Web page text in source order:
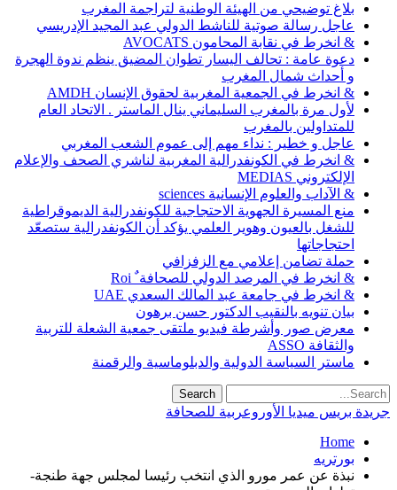
بلاغ توضيحي من الهيئة الوطنية لتراجمة المغرب
عاجل رسالة صوتية للناشط الدولي عبد المجيد الإدريسي
& انخرط في نقابة المحامون AVOCATS
دعوة عامة : تحالف اليسار تطوان المضيق ينظم ندوة الهجرة
و أحداث شمال المغرب
& انخرط في الجمعية المغربية لحقوق الإنسان AMDH
لأول مرة بالمغرب السليماني ينال الماستر . الاتحاد العام
للمتداولين بالمغرب
عاجل و خطير : نداء مهم إلى عموم الشعب المغربي
& انخرط في الكونفدرالية المغربية لناشري الصحف والإعلام
الإلكتروني MEDIAS
& الآداب والعلوم الإنسانية sciences
منع المسيرة الجهوية الاحتجاجية للكونفدرالية الديموقراطية
للشغل بالعيون وهوير العلمي يؤكد أن الكونفدرالية ستصعّد
احتجاجاتها
حملة تضامن إعلامي مع الزفزافي
& انخرط في المرصد الدولي للصحافة ٌ Roi
& انخرط في جامعة عبد المالك السعدي UAE
بيان تنويه بالنقيب الدكتور حسن برهون
معرض صور وأشرطة فيديو ملتقى جمعية الشعلة للتربية
والثقافة ASSO
ماستر السياسة الدولية والدبلوماسية والرقمنة
جريدة بريس ميديا الأوروعربية للصحافة
Home
بورتريه
نبذة عن عمر مورو الذي انتخب رئيسا لمجلس جهة طنجة-